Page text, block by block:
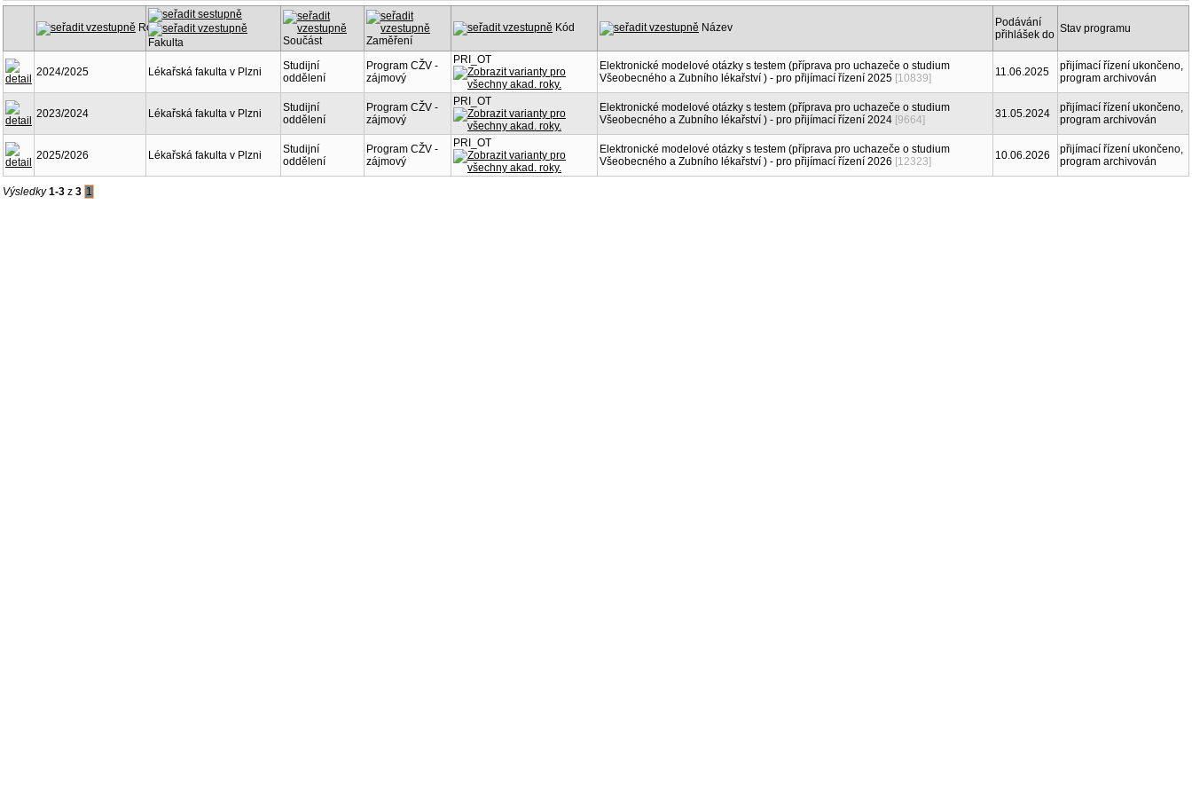
Rok
Fakulta
Součást Zaměření
Kód Název
Podávání
přihlášek do Stav programu
2024/2025 Lékařská fakulta v Plzni
Studijní
oddělení
Program CŽV -
zájmový
PRI_OT
Elektronické modelové otázky s testem (příprava pro uchazeče o studium
Všeobecného a Zubního lékařství ) - pro přijímací řízení 2025 [10839] 11.06.2025
přijímací řízení ukončeno,
program archivován
2023/2024 Lékařská fakulta v Plzni
Studijní
oddělení
Program CŽV -
zájmový
PRI_OT
Elektronické modelové otázky s testem (příprava pro uchazeče o studium
Všeobecného a Zubního lékařství ) - pro přijímací řízení 2024 [9664] 31.05.2024
přijímací řízení ukončeno,
program archivován
2025/2026 Lékařská fakulta v Plzni
Studijní
oddělení
Program CŽV -
zájmový
PRI_OT
Elektronické modelové otázky s testem (příprava pro uchazeče o studium
Všeobecného a Zubního lékařství ) - pro přijímací řízení 2026 [12323] 10.06.2026
přijímací řízení ukončeno,
program archivován
Výsledky1-3 z 3 1